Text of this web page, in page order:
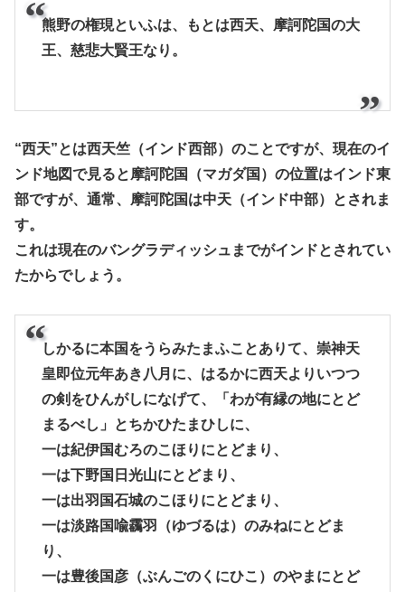
熊野の権現といふは、もとは西天、摩訶陀国の大
王、慈悲大賢王なり。
“西天”とは西天竺（インド西部）のことですが、現在のイ
ンド地図で見ると摩訶陀国（マガダ国）の位置はインド東
部ですが、通常、摩訶陀国は中天（インド中部）とされま
す。
これは現在のバングラディッシュまでがインドとされてい
たからでしょう。
しかるに本国をうらみたまふことありて、崇神天
皇即位元年あき八月に、はるかに西天よりいつつ
の剣をひんがしになげて、「わが有縁の地にとど
まるべし」とちかひたまひしに、
一は紀伊国むろのこほりにとどまり、
一は下野国日光山にとどまり、
一は出羽国石城のこほりにとどまり、
一は淡路国喩靏羽（ゆづるは）のみねにとどま
り、
一は豊後国彦（ぶんごのくにひこ）のやまにとど